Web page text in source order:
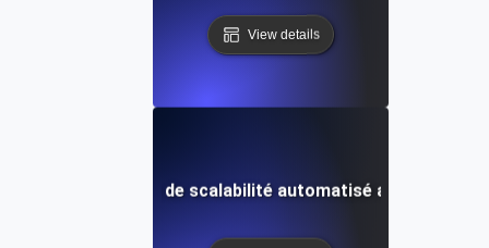
View details
Test de charge de scalabilité automatisé avec